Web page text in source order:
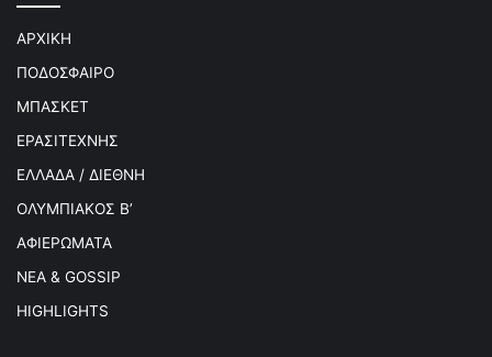
ΑΡΧΙΚΗ
ΠΟΔΟΣΦΑΙΡΟ
ΜΠΑΣΚΕΤ
ΕΡΑΣΙΤΕΧΝΗΣ
ΕΛΛΑΔΑ / ΔΙΕΘΝΗ
ΟΛΥΜΠΙΑΚΟΣ Β’
ΑΦΙΕΡΩΜΑΤΑ
ΝΕΑ & GOSSIP
HIGHLIGHTS